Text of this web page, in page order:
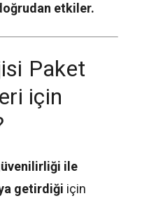
etkiler.
Paket
için
ile
getirdiği için